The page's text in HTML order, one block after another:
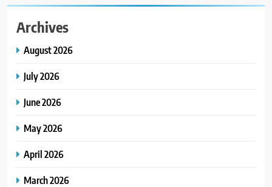
Archives
August 2026
July 2026
June 2026
May 2026
April 2026
March 2026